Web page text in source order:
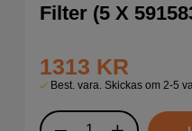
Filter (5 X
1313 KR
Best. vara. Skickas om 2-5